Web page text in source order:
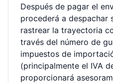
Después de pagar el
procederá a despachar
rastrear la trayectoria
través del número de
impuestos de
(principalmente el IVA
proporcionará